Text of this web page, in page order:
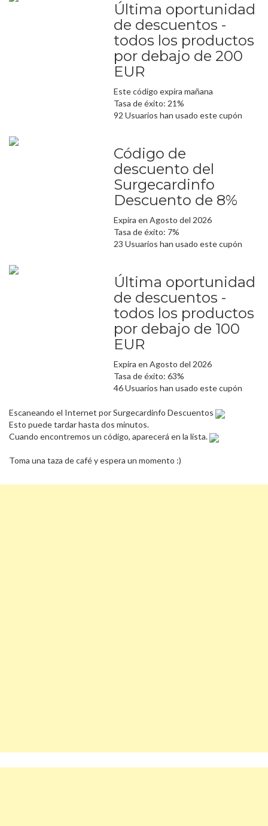
Última oportunidad
de descuentos -
todos los productos
por debajo de 200
EUR
Este código expira mañana
Tasa de éxito: 21%
92 Usuarios han usado este cupón
Código de
descuento del
Surgecardinfo
Descuento de 8%
Expira en Agosto del 2026
Tasa de éxito: 7%
23 Usuarios han usado este cupón
Última oportunidad
de descuentos -
todos los productos
por debajo de 100
EUR
Expira en Agosto del 2026
Tasa de éxito: 63%
46 Usuarios han usado este cupón
Escaneando el Internet por Surgecardinfo Descuentos
Esto puede tardar hasta dos minutos.
Cuando encontremos un código, aparecerá en la lista.
Toma una taza de café y espera un momento :)